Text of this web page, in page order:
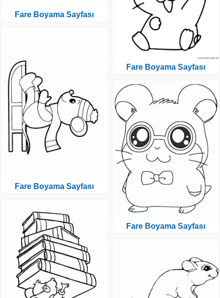
Fare Boyama Sayfası
Fare Boyama Sayfası
Fare Boyama Sayfası
Fare Boyama Sayfası